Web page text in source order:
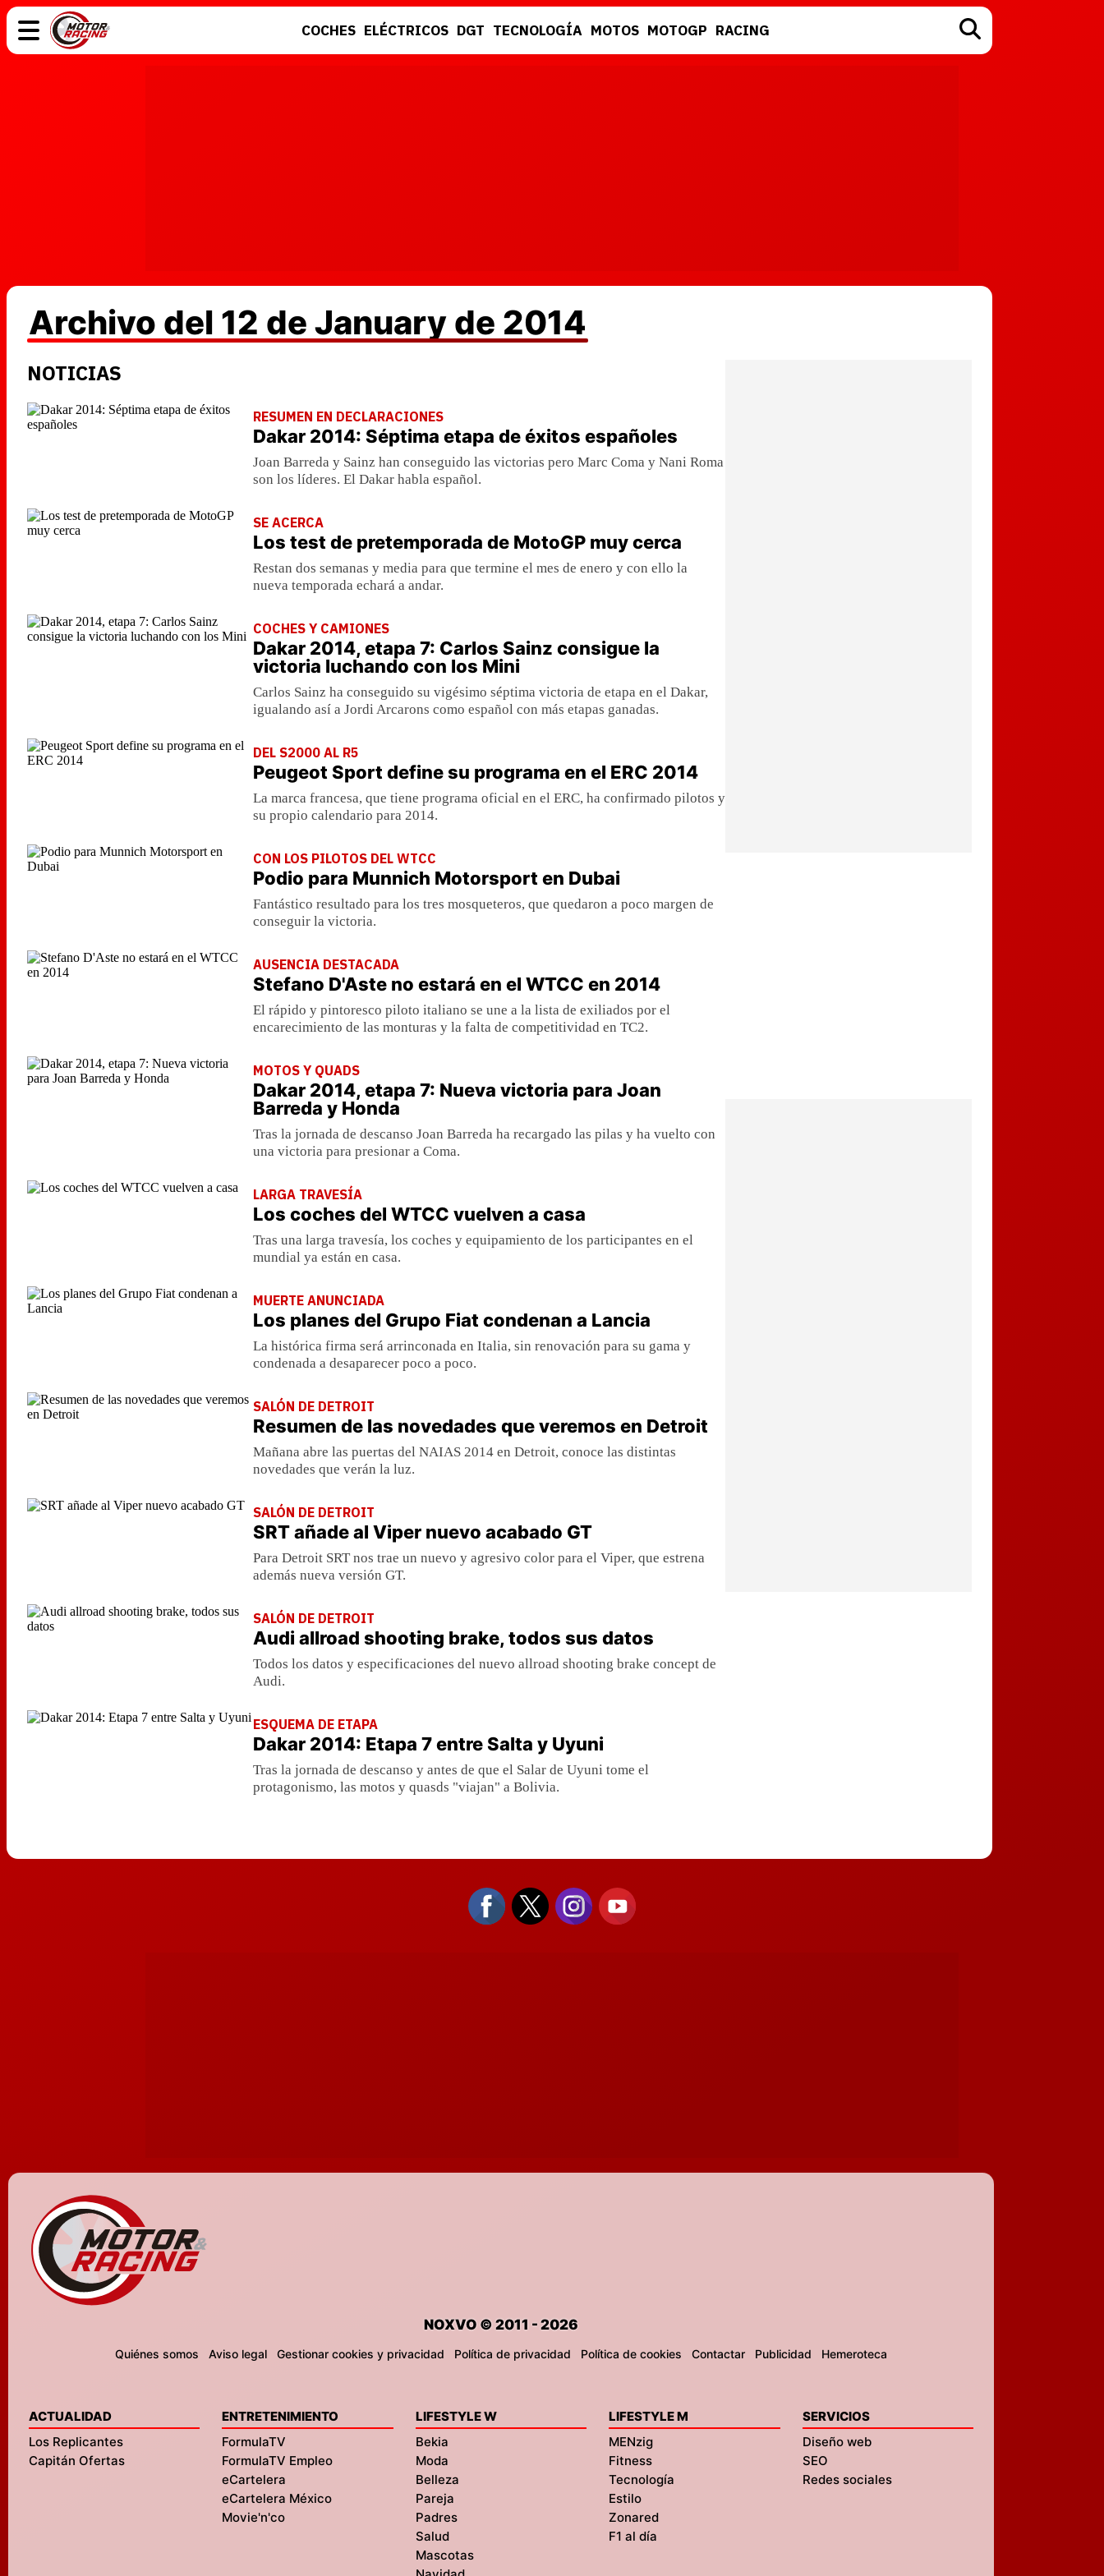
COCHES ELÉCTRICOS DGT TECNOLOGÍA MOTOS MOTOGP RACING
Archivo del 12 de January de 2014
NOTICIAS
RESUMEN EN DECLARACIONES
Dakar 2014: Séptima etapa de éxitos españoles
Joan Barreda y Sainz han conseguido las victorias pero Marc Coma y Nani Roma
son los líderes. El Dakar habla español.
SE ACERCA
Los test de pretemporada de MotoGP muy cerca
Restan dos semanas y media para que termine el mes de enero y con ello la
nueva temporada echará a andar.
COCHES Y CAMIONES
Dakar 2014, etapa 7: Carlos Sainz consigue la
victoria luchando con los Mini
Carlos Sainz ha conseguido su vigésimo séptima victoria de etapa en el Dakar,
igualando así a Jordi Arcarons como español con más etapas ganadas.
DEL S2000 AL R5
Peugeot Sport define su programa en el ERC 2014
La marca francesa, que tiene programa oficial en el ERC, ha confirmado pilotos y
su propio calendario para 2014.
CON LOS PILOTOS DEL WTCC
Podio para Munnich Motorsport en Dubai
Fantástico resultado para los tres mosqueteros, que quedaron a poco margen de
conseguir la victoria.
AUSENCIA DESTACADA
Stefano D'Aste no estará en el WTCC en 2014
El rápido y pintoresco piloto italiano se une a la lista de exiliados por el
encarecimiento de las monturas y la falta de competitividad en TC2.
MOTOS Y QUADS
Dakar 2014, etapa 7: Nueva victoria para Joan
Barreda y Honda
Tras la jornada de descanso Joan Barreda ha recargado las pilas y ha vuelto con
una victoria para presionar a Coma.
LARGA TRAVESÍA
Los coches del WTCC vuelven a casa
Tras una larga travesía, los coches y equipamiento de los participantes en el
mundial ya están en casa.
MUERTE ANUNCIADA
Los planes del Grupo Fiat condenan a Lancia
La histórica firma será arrinconada en Italia, sin renovación para su gama y
condenada a desaparecer poco a poco.
SALÓN DE DETROIT
Resumen de las novedades que veremos en Detroit
Mañana abre las puertas del NAIAS 2014 en Detroit, conoce las distintas
novedades que verán la luz.
SALÓN DE DETROIT
SRT añade al Viper nuevo acabado GT
Para Detroit SRT nos trae un nuevo y agresivo color para el Viper, que estrena
además nueva versión GT.
SALÓN DE DETROIT
Audi allroad shooting brake, todos sus datos
Todos los datos y especificaciones del nuevo allroad shooting brake concept de
Audi.
ESQUEMA DE ETAPA
Dakar 2014: Etapa 7 entre Salta y Uyuni
Tras la jornada de descanso y antes de que el Salar de Uyuni tome el
protagonismo, las motos y quasds "viajan" a Bolivia.
NOXVO © 2011 - 2026
Quiénes somos Aviso legal Gestionar cookies y privacidad Política de privacidad Política de cookies Contactar Publicidad Hemeroteca
ACTUALIDAD
Los Replicantes
Capitán Ofertas
ENTRETENIMIENTO
FormulaTV
FormulaTV Empleo
eCartelera
eCartelera México
Movie'n'co
LIFESTYLE W
Bekia
Moda
Belleza
Pareja
Padres
Salud
Mascotas
LIFESTYLE M
MENzig
Fitness
Tecnología
Estilo
Zonared
F1 al día
SERVICIOS
Diseño web
SEO
Redes sociales